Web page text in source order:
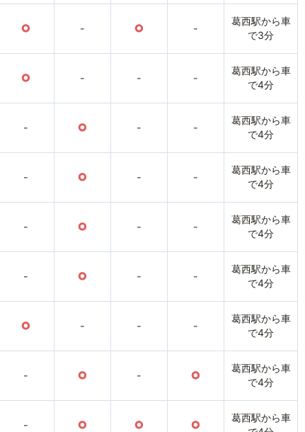
○ - ○ -
葛西駅から車
で3分
○ - - -
葛西駅から車
で4分
- ○ - -
葛西駅から車
で4分
- ○ - -
葛西駅から車
で4分
- ○ - -
葛西駅から車
で4分
- ○ - -
葛西駅から車
で4分
○ - - -
葛西駅から車
で4分
- ○ - ○
葛西駅から車
で4分
- ○ ○ ○
葛西駅から車